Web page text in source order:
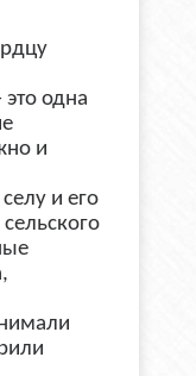
одна
и
и его